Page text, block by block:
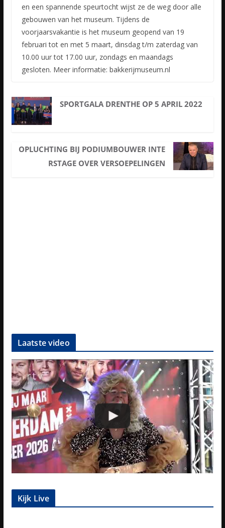
en een spannende speurtocht wijst ze de weg door alle
gebouwen van het museum. Tijdens de
voorjaarsvakantie is het museum geopend van 19
februari tot en met 5 maart, dinsdag t/m zaterdag van
10.00 uur tot 17.00 uur, zondags en maandags
gesloten. Meer informatie: bakkerijmuseum.nl
SPORTGALA DRENTHE OP 5 APRIL 2022
OPLUCHTING BIJ PODIUMBOUWER INTE
RSTAGE OVER VERSOEPELINGEN
Laatste video
Kijk Live